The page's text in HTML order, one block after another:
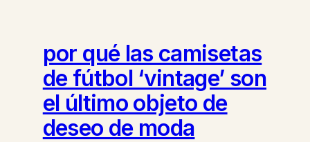
por qué las camisetas
de fútbol ‘vintage’ son
el último objeto de
deseo de moda